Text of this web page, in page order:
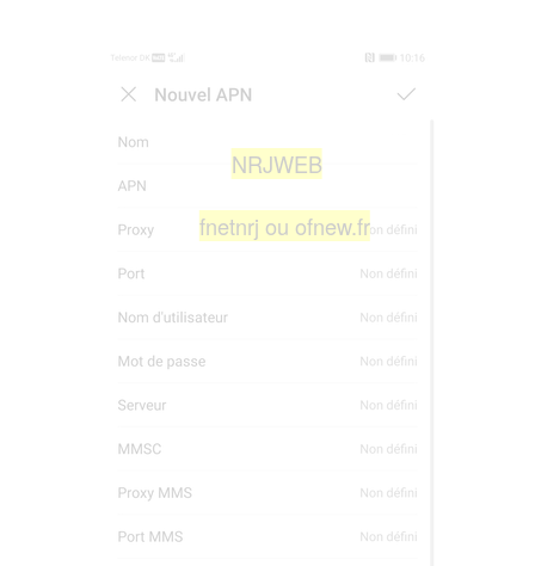
fnetnrj ou ofnew.fr
NRJWEB